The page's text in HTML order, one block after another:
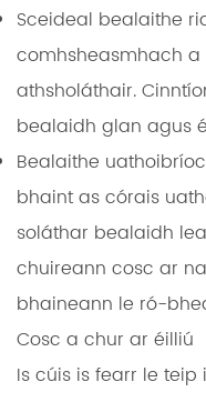
Sceideal bealaithe
comhsheasmhach
athsholáthair.
bealaidh glan agus
Bealaithe
bhaint as córais
soláthar bealaidh
chuireann cosc ​​ar
bhaineann le ró-
Cosc a chur ar éilliú
Is cúis is fearr le